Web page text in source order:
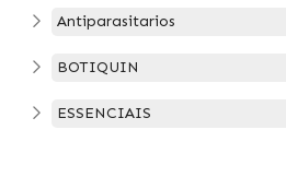
Antiparasitarios
BOTIQUIN
ESSENCIAIS